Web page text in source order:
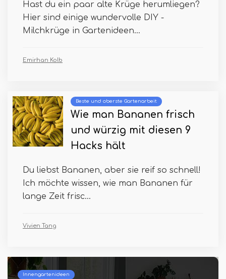
Hast du ein paar alte Krüge herumliegen?
Hier sind einige wundervolle DIY -
Milchkrüge in Gartenideen...
Emirhan Kolb
Beste und oberste Gartenarbeit
Wie man Bananen frisch
und würzig mit diesen 9
Hacks hält
Du liebst Bananen, aber sie reif so schnell!
Ich möchte wissen, wie man Bananen für
lange Zeit frisc...
Vivien Tang
Innengartenideen